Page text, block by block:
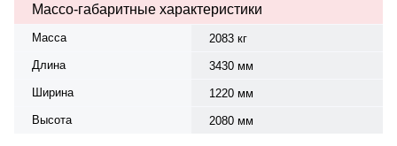
Массо-габаритные характеристики
Масса
2083 кг
Длина
3430 мм
Ширина
1220 мм
Высота
2080 мм